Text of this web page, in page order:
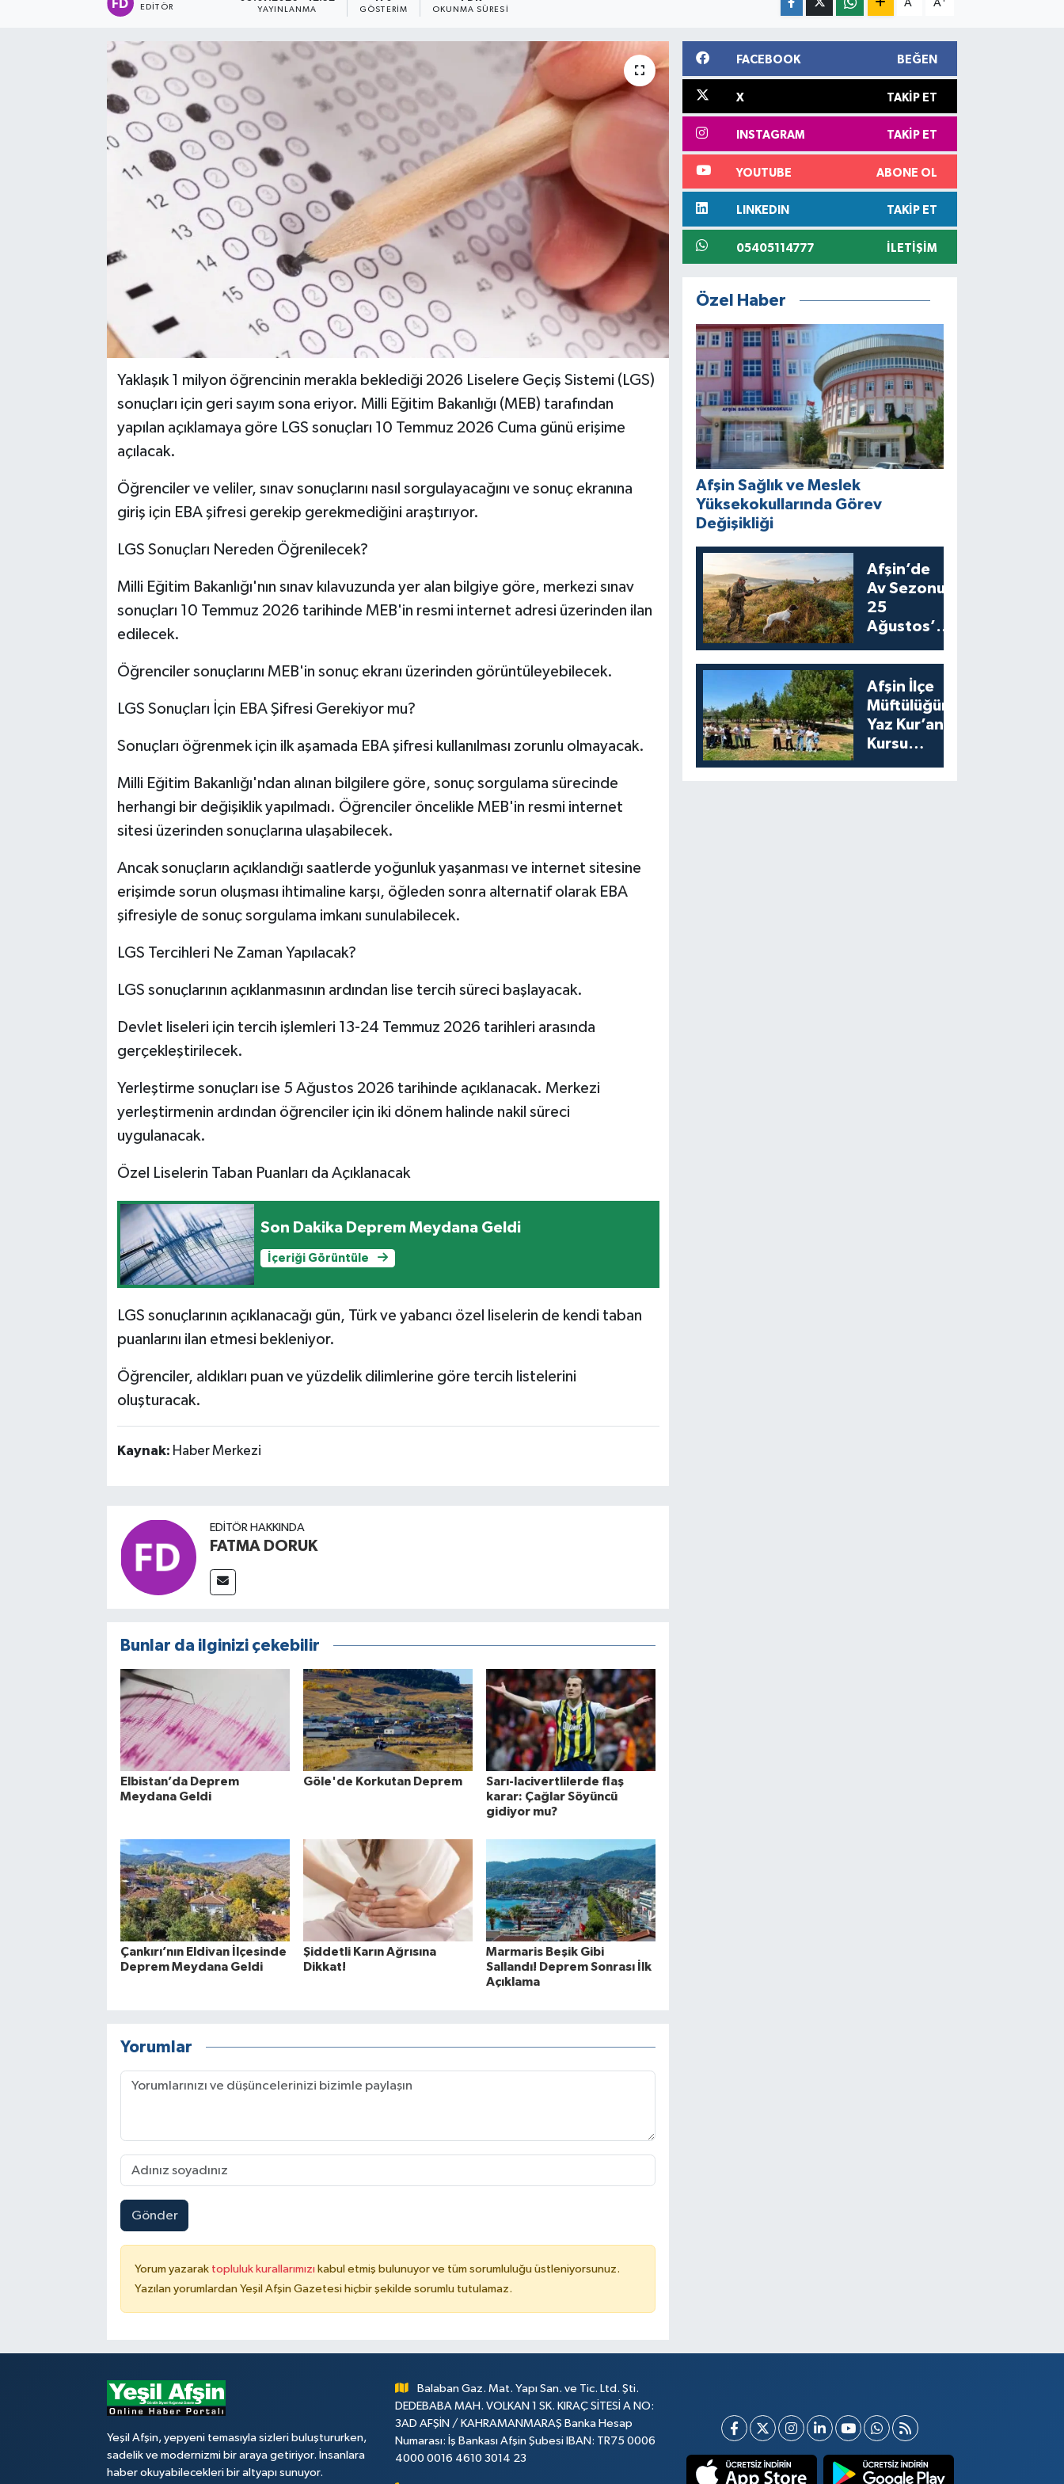
EDITÖR YAYINLANMA GÖSTERIM OKUNMA SÜRESI
A A
Yaklaşık 1 milyon öğrencinin merakla beklediği 2026 Liselere Geçiş Sistemi (LGS)
sonuçları için geri sayım sona eriyor. Milli Eğitim Bakanlığı (MEB) tarafından
yapılan açıklamaya göre LGS sonuçları 10 Temmuz 2026 Cuma günü erişime
açılacak.
Öğrenciler ve veliler, sınav sonuçlarını nasıl sorgulayacağını ve sonuç ekranına
giriş için EBA şifresi gerekip gerekmediğini araştırıyor.
LGS Sonuçları Nereden Öğrenilecek?
Milli Eğitim Bakanlığı'nın sınav kılavuzunda yer alan bilgiye göre, merkezi sınav
sonuçları 10 Temmuz 2026 tarihinde MEB'in resmi internet adresi üzerinden ilan
edilecek.
Öğrenciler sonuçlarını MEB'in sonuç ekranı üzerinden görüntüleyebilecek.
LGS Sonuçları İçin EBA Şifresi Gerekiyor mu?
Sonuçları öğrenmek için ilk aşamada EBA şifresi kullanılması zorunlu olmayacak.
Milli Eğitim Bakanlığı'ndan alınan bilgilere göre, sonuç sorgulama sürecinde
herhangi bir değişiklik yapılmadı. Öğrenciler öncelikle MEB'in resmi internet
sitesi üzerinden sonuçlarına ulaşabilecek.
Ancak sonuçların açıklandığı saatlerde yoğunluk yaşanması ve internet sitesine
erişimde sorun oluşması ihtimaline karşı, öğleden sonra alternatif olarak EBA
şifresiyle de sonuç sorgulama imkanı sunulabilecek.
LGS Tercihleri Ne Zaman Yapılacak?
LGS sonuçlarının açıklanmasının ardından lise tercih süreci başlayacak.
Devlet liseleri için tercih işlemleri 13-24 Temmuz 2026 tarihleri arasında
gerçekleştirilecek.
Yerleştirme sonuçları ise 5 Ağustos 2026 tarihinde açıklanacak. Merkezi
yerleştirmenin ardından öğrenciler için iki dönem halinde nakil süreci
uygulanacak.
Özel Liselerin Taban Puanları da Açıklanacak
Son Dakika Deprem Meydana Geldi
İçeriği Görüntüle
LGS sonuçlarının açıklanacağı gün, Türk ve yabancı özel liselerin de kendi taban
puanlarını ilan etmesi bekleniyor.
Öğrenciler, aldıkları puan ve yüzdelik dilimlerine göre tercih listelerini
oluşturacak.
Kaynak: Haber Merkezi
EDITÖR HAKKINDA
FATMA DORUK
Bunlar da ilginizi çekebilir
Elbistan’da Deprem
Meydana Geldi
Göle'de Korkutan Deprem
Sarı-lacivertlilerde flaş
karar: Çağlar Söyüncü
gidiyor mu?
Çankırı’nın Eldivan İlçesinde
Deprem Meydana Geldi
Şiddetli Karın Ağrısına
Dikkat!
Marmaris Beşik Gibi
Sallandı! Deprem Sonrası İlk
Açıklama
Yorumlar
Gönder
Yorum yazarak topluluk kurallarımızı kabul etmiş bulunuyor ve tüm sorumluluğu üstleniyorsunuz.
Yazılan yorumlardan Yeşil Afşin Gazetesi hiçbir şekilde sorumlu tutulamaz.
FACEBOOK BEĞEN
X TAKIP ET
INSTAGRAM TAKIP ET
YOUTUBE ABONE OL
LINKEDIN TAKIP ET
05405114777 İLETIŞIM
Özel Haber
Afşin Sağlık ve Meslek
Yüksekokullarında Görev
Değişikliği
Afşin’de
Av Sezonu
25
Ağustos’ta
Avıyla
Açılıyor
Afşin İlçe
Müftülüğünden
Yaz Kur’an
Kursu
Yeşil Afşin, yepyeni temasıyla sizleri buluştururken,
sadelik ve modernizmi bir araya getiriyor. İnsanlara
haber okuyabilecekleri bir altyapı sunuyor.
Balaban Gaz. Mat. Yapı San. ve Tic. Ltd. Şti.
DEDEBABA MAH. VOLKAN 1 SK. KIRAÇ SİTESİ A NO:
3AD AFŞİN / KAHRAMANMARAŞ Banka Hesap
Numarası: İş Bankası Afşin Şubesi IBAN: TR75 0006
4000 0016 4610 3014 23